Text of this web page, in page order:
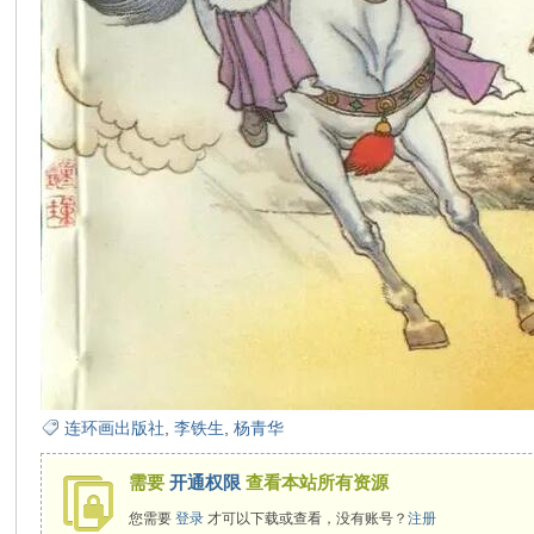
连环画出版社 ,李铁生 ,杨青华
需要开通权限 查看本站所有资源
您需要登录 才可以下载或查看，没有账号？注册